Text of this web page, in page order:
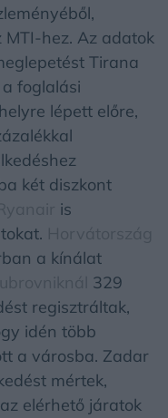
hez. Az adatok
Tirana
foglalási
lépett előre,
két diszkont
is
a kínálat
329
regisztráltak,
idén több
a városba. Zadar
mértek,
elérhető járatok